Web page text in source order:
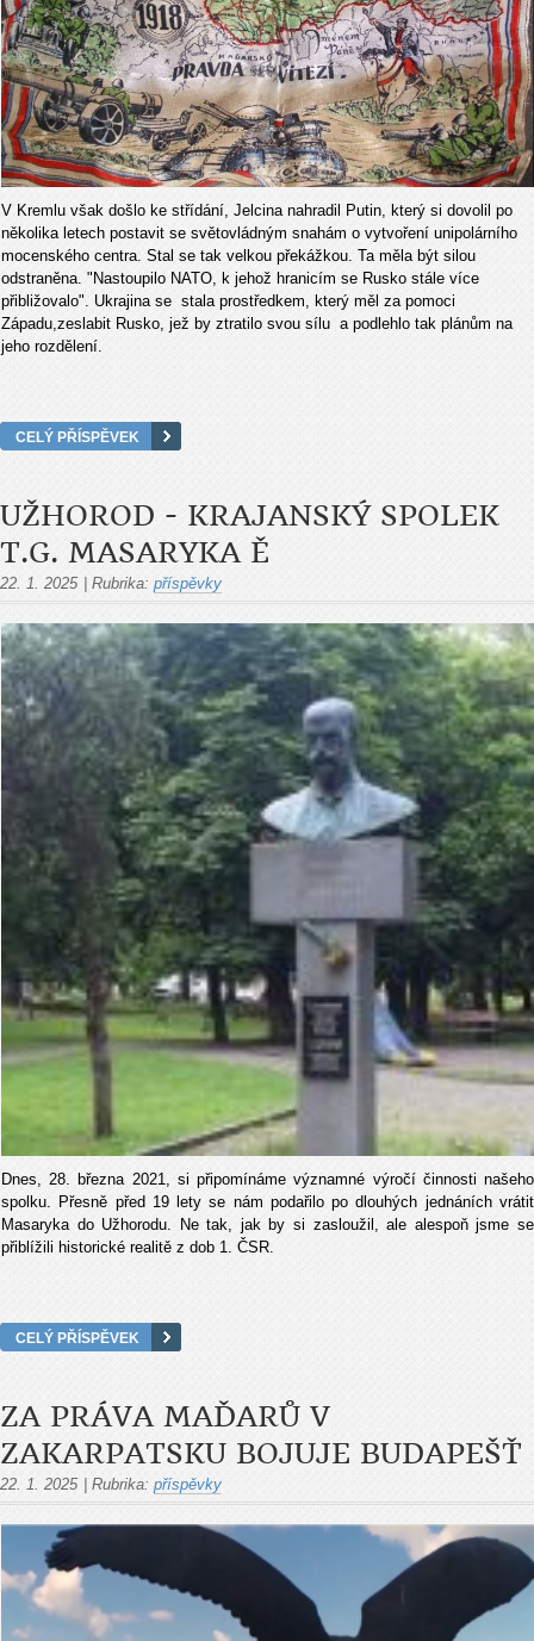
V Kremlu však došlo ke střídání, Jelcina nahradil Putin, který si dovolil po
několika letech postavit se světovládným snahám o vytvoření unipolárního
mocenského centra. Stal se tak velkou překážkou. Ta měla být silou
odstraněna. "Nastoupilo NATO, k jehož hranicím se Rusko stále více
přibližovalo". Ukrajina se stala prostředkem, který měl za pomoci
Západu,zeslabit Rusko, jež by ztratilo svou sílu a podlehlo tak plánům na
jeho rozdělení.
CELÝ PŘÍSPĚVEK
UŽHOROD - KRAJANSKÝ SPOLEK
T.G. MASARYKA Ě
22. 1. 2025 Rubrika: příspěvky
Dnes, 28. března 2021, si připomínáme významné výročí činnosti našeho
spolku. Přesně před 19 lety se nám podařilo po dlouhých jednáních vrátit
Masaryka do Užhorodu. Ne tak, jak by si zasloužil, ale alespoň jsme se
přiblížili historické realitě z dob 1. ČSR.
CELÝ PŘÍSPĚVEK
ZA PRÁVA MAĎARŮ V
ZAKARPATSKU BOJUJE BUDAPEŠŤ
22. 1. 2025 Rubrika: příspěvky